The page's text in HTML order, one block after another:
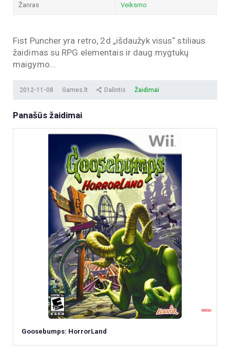
Žanras Veiksmo
Fist Puncher yra retro, 2d „išdaužyk visus“ stiliaus
žaidimas su RPG elementais ir daug mygtukų
maigymo…
2012-11-08 Games.lt Dalintis Žaidimai
Panašūs žaidimai
Goosebumps: HorrorLand